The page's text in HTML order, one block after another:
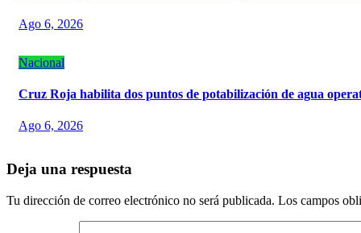
Ago 6, 2026
Nacional
Cruz Roja habilita dos puntos de potabilización de agua
Ago 6, 2026
Deja una respuesta
Tu dirección de correo electrónico no será publicada. Los campos